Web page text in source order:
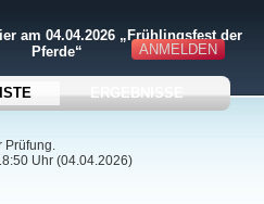
ANMELDEN
am 04.04.2026 „Frühlingsfest der
Pferde“
ERGEBNISSE
Prüfung.
Uhr (04.04.2026)